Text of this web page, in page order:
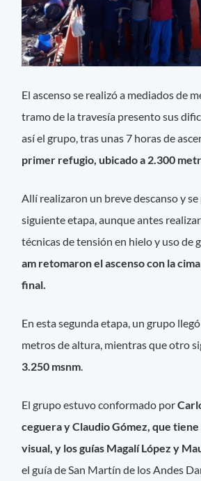
El ascenso se realizó a mediados de
tramo de la travesía presento sus
así el grupo, tras unas 7 horas de
primer refugio, ubicado a 2.300
Allí realizaron un breve descanso y
siguiente etapa, aunque antes
técnicas de tensión en hielo y uso de
am retomaron el ascenso con la
final.
En esta segunda etapa, un grupo
metros de altura, mientras que otro
3.250 msnm.
El grupo estuvo conformado por
ceguera y Claudio Gómez, que
visual, y los guías Magalí López y
el guía de San Martín de los Andes